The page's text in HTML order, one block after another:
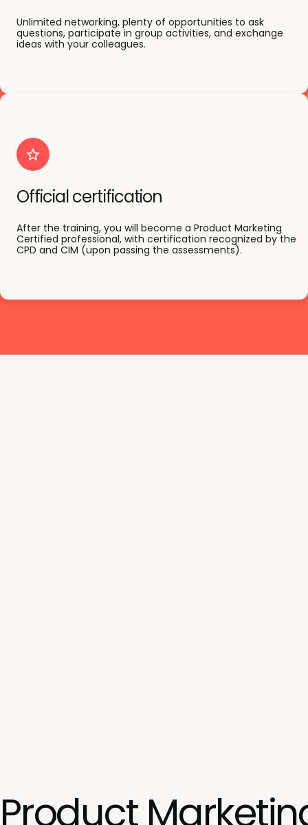
Unlimited networking, plenty of opportunities to ask
questions, participate in group activities, and exchange
ideas with your colleagues.
Official certification
After the training, you will become a Product Marketing
Certified professional, with certification recognized by the
CPD and CIM (upon passing the assessments).
Product